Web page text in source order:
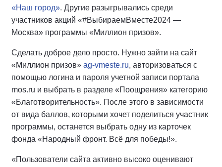
«Наш город». Другие разыгрывались среди
участников акций «#ВыбираемВместе2024 —
Москва» программы «Миллион призов».
Сделать доброе дело просто. Нужно зайти на сайт
«Миллион призов» ag-vmeste.ru, авторизоваться с
помощью логина и пароля учетной записи портала
mos.ru и выбрать в разделе «Поощрения» категорию
«Благотворительность». После этого в зависимости
от вида баллов, которыми хочет поделиться участник
программы, останется выбрать одну из карточек
фонда «Народный фронт. Всё для победы!».
«Пользователи сайта активно высоко оценивают